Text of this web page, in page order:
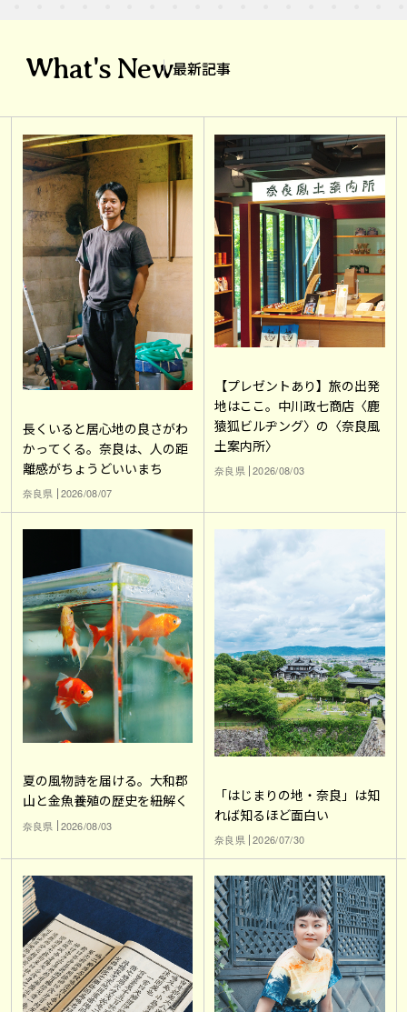
What's New最新記事
長くいると居心地の良さがわ
かってくる。奈良は、人の距
離感がちょうどいいまち
奈良県 2026/08/07
【プレゼントあり】旅の出発
地はここ。中川政七商店〈鹿
猿狐ビルヂング〉の〈奈良風
土案内所〉
奈良県 2026/08/03
夏の風物詩を届ける。大和郡
山と金魚養殖の歴史を紐解く
奈良県 2026/08/03
「はじまりの地・奈良」は知
れば知るほど面白い
奈良県 2026/07/30